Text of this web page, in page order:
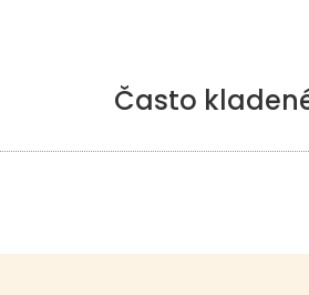
Často